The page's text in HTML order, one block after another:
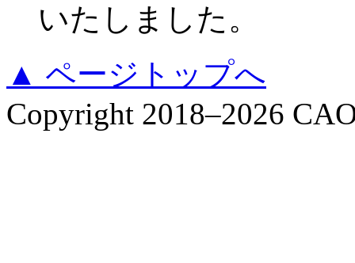
いたしました。
▲ ページトップへ
Copyright 2018–2026